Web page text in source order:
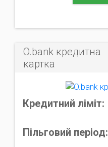
O.bank кредитна
картка
Кредитний ліміт:
Пільговий період: